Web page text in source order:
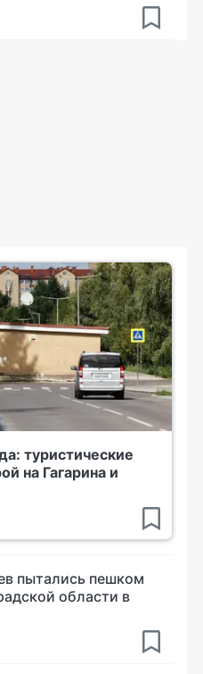
туристические
на Гагарина и
пытались пешком
области в